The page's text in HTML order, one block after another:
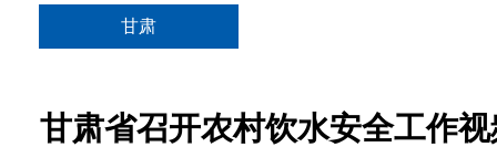
甘肃
甘肃省召开农村饮水安全工作